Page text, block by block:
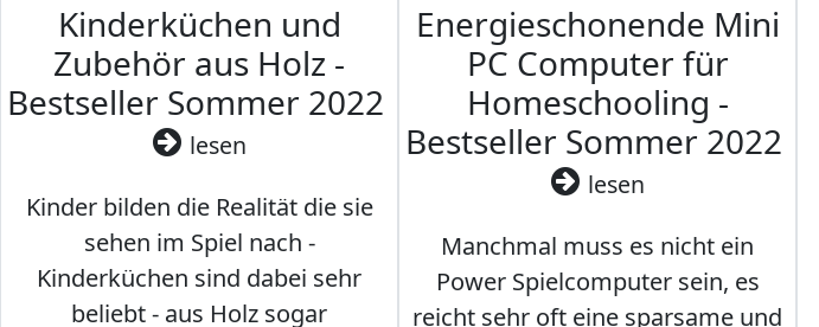
Kinderküchen und
Zubehör aus Holz -
Bestseller Sommer 2022
lesen
Kinder bilden die Realität die sie
sehen im Spiel nach -
Kinderküchen sind dabei sehr
beliebt - aus Holz sogar
Energieschonende Mini
PC Computer für
Homeschooling -
Bestseller Sommer 2022
lesen
Manchmal muss es nicht ein
Power Spielcomputer sein, es
reicht sehr oft eine sparsame und